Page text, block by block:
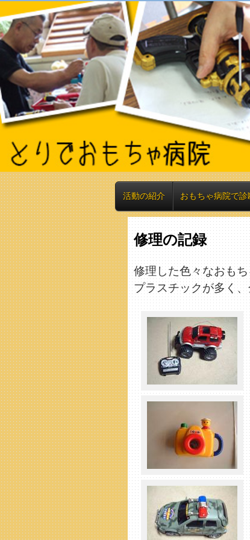
活動の紹介 おもちゃ病院で診
修理の記録
修理した色々なおも
プラスチックが多く